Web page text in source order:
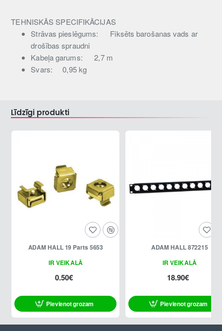
TEHNISKĀS SPECIFIKĀCIJAS
Strāvas pieslēgums:
Fiksēts barošanas vads ar
drošības spraudni
Kabeļa garums:
2,7 m
Svars:
0,95 kg
Līdzīgi produkti
IR VEIKALĀ
ADAM HALL 19 Parts 5653
0.50€
Pievienot grozam
IR VEIKALĀ
ADAM HALL 872215
18.90€
Pievienot grozam